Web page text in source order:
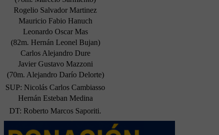
Rogelio Salvador Martinez
Mauricio Fabio Hanuch
Leonardo Oscar Mas
(82m. Hernán Leonel Bujan)
Carlos Alejandro Dure
Javier Gustavo Mazzoni
(70m. Alejandro Darío Delorte)
SUP: Nicolás Carlos Cambiasso
Hernán Esteban Medina
DT: Roberto Marcos Saporiti.